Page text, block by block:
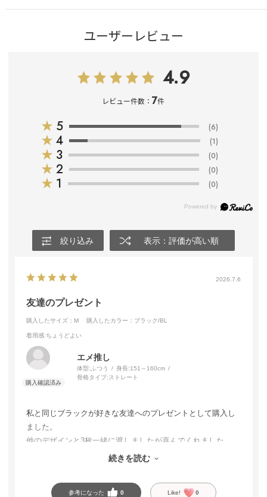
ユーザーレビュー
4.9
レビュー件数：7件
★ 5 (6)
★ 4 (1)
★ 3 (0)
★ 2 (0)
★ 1 (0)
絞り込み 表示：評価が高い順
2026.7.6
友達のプレゼント
購入したサイズ：M 購入したカラー：ブラック/BL
着用感:ちょうどよい
エメ推し
体型: ふつう 身長:151～160cm
骨格タイプ: ストレート
私と同じブラックが好きな友達へのプレゼントとして購入し
ました。
他のデザインと3枚一緒に渡しましたが喜んでくれました。
友達へのプレゼントは、エメフィールのランジェリーが定番
続きを読む
参考になった 0 Like! 0